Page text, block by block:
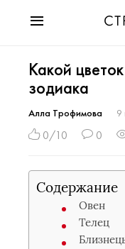
Мода
Звезды
Гороскопы
Здоровье
Хобби
Разное
Праздники
Какой
зодиака
Алла Трофимова 9
0/10 0
Содержание
Овен
Телец